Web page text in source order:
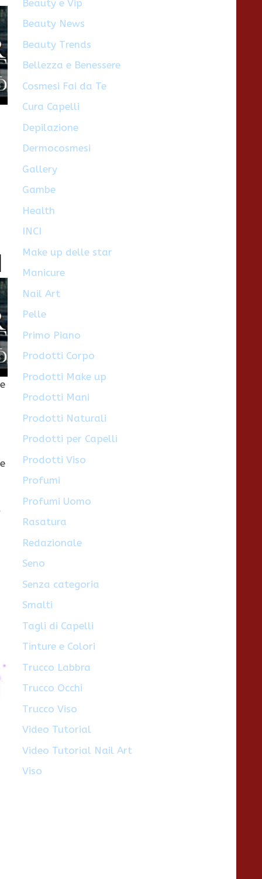
Beauty e Vip
Beauty News
Beauty Trends
Bellezza e Benessere
Cosmesi Fai da Te
Cura Capelli
Depilazione
Dermocosmesi
Gallery
Gambe
Health
INCI
Make up delle star
Manicure
Nail Art
Pelle
Primo Piano
Prodotti Corpo
Prodotti Make up
Prodotti Mani
Prodotti Naturali
Prodotti per Capelli
Prodotti Viso
Profumi
Profumi Uomo
Rasatura
Redazionale
Seno
Senza categoria
Smalti
Tagli di Capelli
Tinture e Colori
Trucco Labbra
Trucco Occhi
Trucco Viso
Video Tutorial
Video Tutorial Nail Art
Viso